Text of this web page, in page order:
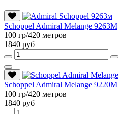
Schoppel Admiral Melange 9263M
100 гр/420 метров
1840 руб
Schoppel Admiral Melange 9220M
100 гр/420 метров
1840 руб